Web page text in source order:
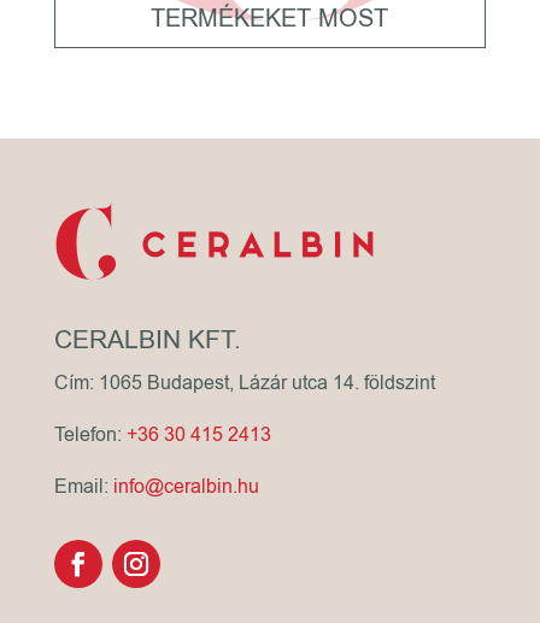
TERMÉKEKET MOST
CERALBIN KFT.
Cím: 1065 Budapest, Lázár utca 14. földszint
Telefon: +36 30 415 2413
Email: info@ceralbin.hu